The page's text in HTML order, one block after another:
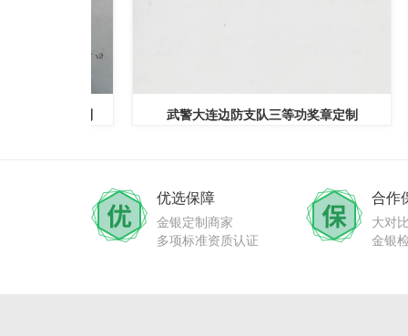
武警大连边防支队三等功奖章定制
优选保障
金银定制商家
多项标准资质认证
合作
大对
金银